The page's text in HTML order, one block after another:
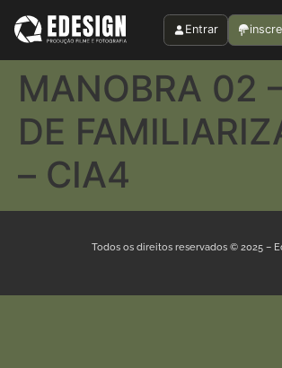
Entrar
MANOBRA 02
DE
– CIA4
Todos os direitos reservados © 2025 –